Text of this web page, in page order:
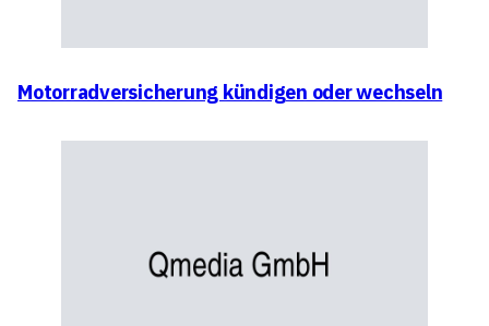
Motorradversicherung kündigen oder wechseln